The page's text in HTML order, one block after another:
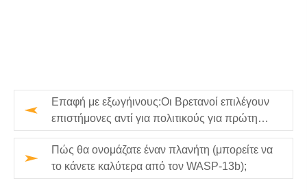
Επαφή με εξωγήινους:Οι Βρετανοί επιλέγουν
επιστήμονες αντί για πολιτικούς για πρώτη
επαφή
Πώς θα ονομάζατε έναν πλανήτη (μπορείτε να
το κάνετε καλύτερα από τον WASP-13b);